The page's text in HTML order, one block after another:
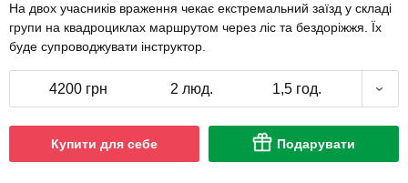
На двох учасників враження чекає екстремальний заїзд у складі
групи на квадроциклах маршрутом через ліс та бездоріжжя. Їх
буде супроводжувати інструктор.
4200 грн 2 люд. 1,5 год.
Купити для себе Подарувати